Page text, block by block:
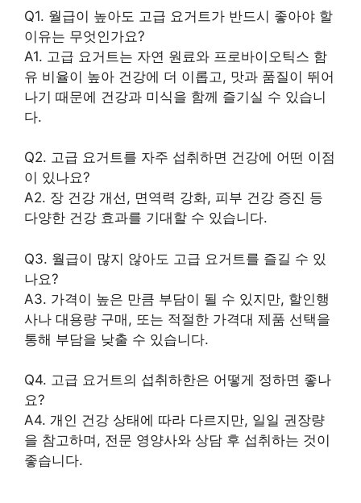
Q1. 월급이 높아도 고급 요거트가 반드시 좋아야 할
이유는 무엇인가요?
A1. 고급 요거트는 자연 원료와 프로바이오틱스 함
유 비율이 높아 건강에 더 이롭고, 맛과 품질이 뛰어
나기 때문에 건강과 미식을 함께 즐기실 수 있습니
다.
Q2. 고급 요거트를 자주 섭취하면 건강에 어떤 이점
이 있나요?
A2. 장 건강 개선, 면역력 강화, 피부 건강 증진 등
다양한 건강 효과를 기대할 수 있습니다.
Q3. 월급이 많지 않아도 고급 요거트를 즐길 수 있
나요?
A3. 가격이 높은 만큼 부담이 될 수 있지만, 할인행
사나 대용량 구매, 또는 적절한 가격대 제품 선택을
통해 부담을 낮출 수 있습니다.
Q4. 고급 요거트의 섭취하한은 어떻게 정하면 좋나
요?
A4. 개인 건강 상태에 따라 다르지만, 일일 권장량
을 참고하며, 전문 영양사와 상담 후 섭취하는 것이
좋습니다.